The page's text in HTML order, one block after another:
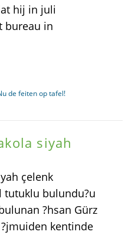
hij in juli
bureau in
de feiten op tafel!
siyah
çelenk
tutuklu bulundu?u
?hsan Gürz
kentinde